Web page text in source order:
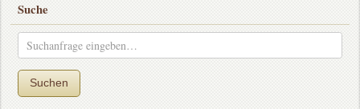
Suche
Suchen